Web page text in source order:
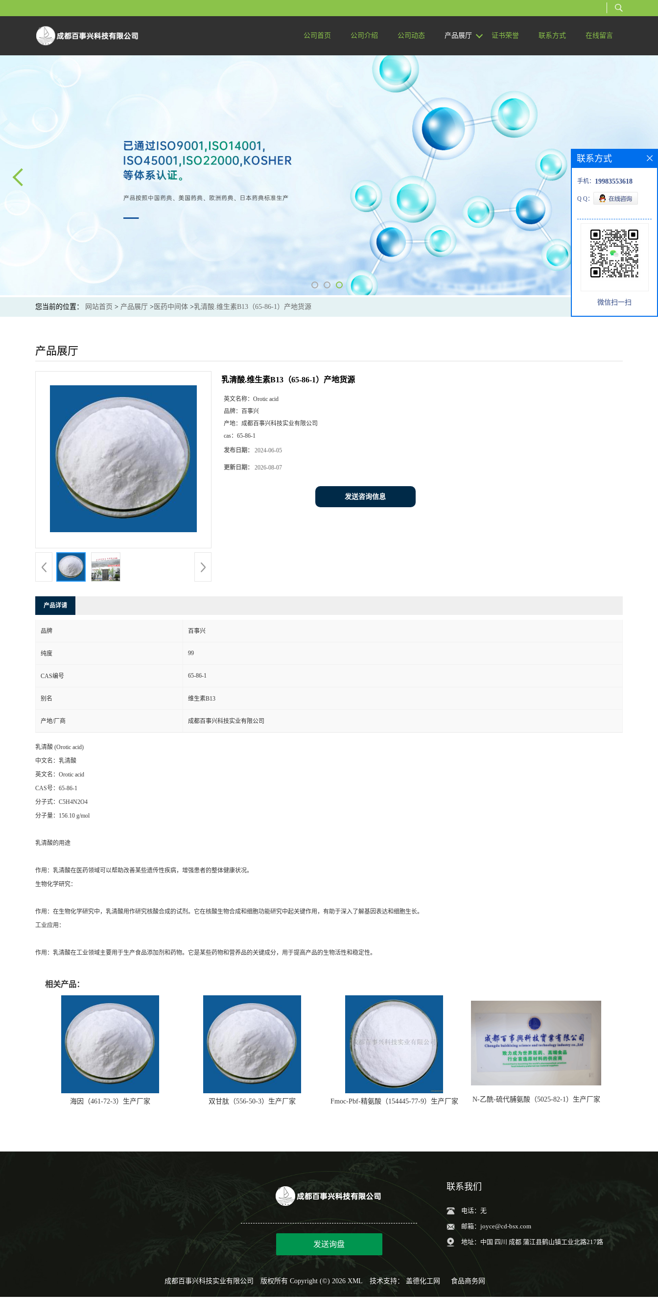
公司首页 公司介绍 公司动态 产品展厅 证书荣誉 联系方式 在线留言
您当前的位置： 网站首页 > 产品展厅 > 医药中间体 >乳清酸.维生素B13（65-86-1）产地货源
产品展厅
乳清酸.维生素B13（65-86-1）产地货源
英文名称： Orotic acid
品牌：
百事兴
产地： 成都百事兴科技实业有限公司
cas： 65-86-1
发布日期： 2024-06-05
更新日期： 2026-08-07
发送咨询信息
产品详请
品牌 百事兴
纯度 99
CAS编号 65-86-1
别名 维生素B13
产地/厂商 成都百事兴科技实业有限公司
乳清酸 (Orotic acid)
中文名：乳清酸
英文名： Orotic acid
CAS号： 65-86-1
分子式： C5H4N2O4
分子量： 156.10 g/mol
乳清酸的用途
作用：乳清酸在医药领域可以帮助改善某些遗传性疾病，增强患者的整体健康状况。
生物化学研究：
作用：在生物化学研究中，乳清酸用作研究核酸合成的试剂。它在核酸生物合成和细胞功能研究中起关键作用，有助于深入了解基因表达和细胞生长。
工业应用：
作用：乳清酸在工业领域主要用于生产食品添加剂和药物。它是某些药物和营养品的关键成分，用于提高产品的生物活性和稳定性。
相关产品：
海因（461-72-3）生产厂家 双甘肽（556-50-3）生产厂家 Fmoc-Pbf-精氨酸（154445-77-9）生产厂家 N-乙酰-硫代脯氨酸（5025-82-1）生产厂家
联系方式
手机： 19983553618
Q Q：
微信扫一扫
发送询盘
联系我们
电话：无
邮箱： joyce@cd-bsx.com
地址：中国 四川 成都 蒲江县鹤山镇工业北路217路
成都百事兴科技实业有限公司 版权所有 Copyright (©) 2026 XML 技术支持： 盖德化工网 食品商务网